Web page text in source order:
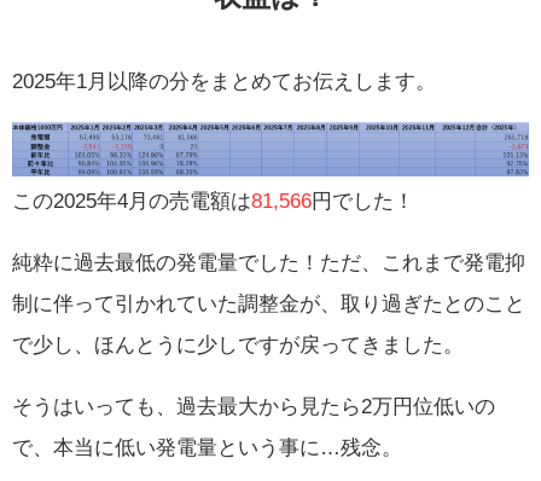
2025年1月以降の分をまとめてお伝えします。
この2025年4月の売電額は81,566円でした！
純粋に過去最低の発電量でした！ただ、これまで発電抑
制に伴って引かれていた調整金が、取り過ぎたとのこと
で少し、ほんとうに少しですが戻ってきました。
そうはいっても、過去最大から見たら2万円位低いの
で、本当に低い発電量という事に…残念。